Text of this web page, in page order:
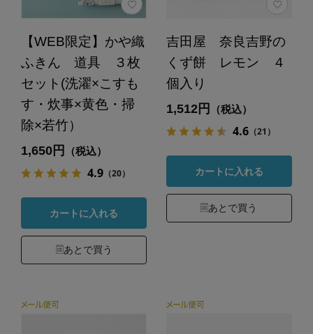
【WEB限定】かや織
ふきん 道具 ３枚
セット(洗濯×こすも
す・炊事×黄色・掃
除×若竹）
1,650円 （税込）
4.9（20）
カートに入れる
あとで買う
吉田屋 奈良吉野の
くず餅 レモン ４
個入り
1,512円 （税込）
4.6（21）
カートに入れる
あとで買う